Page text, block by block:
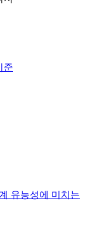
준
유능성에 미치는